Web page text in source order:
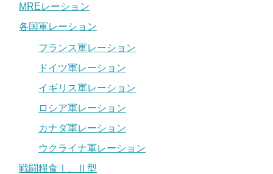
MREレーション
各国軍レーション
フランス軍レーション
ドイツ軍レーション
イギリス軍レーション
ロシア軍レーション
カナダ軍レーション
ウクライナ軍レーション
戦闘糧食Ⅰ、Ⅱ型